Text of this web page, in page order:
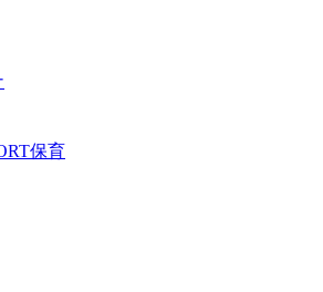
保育